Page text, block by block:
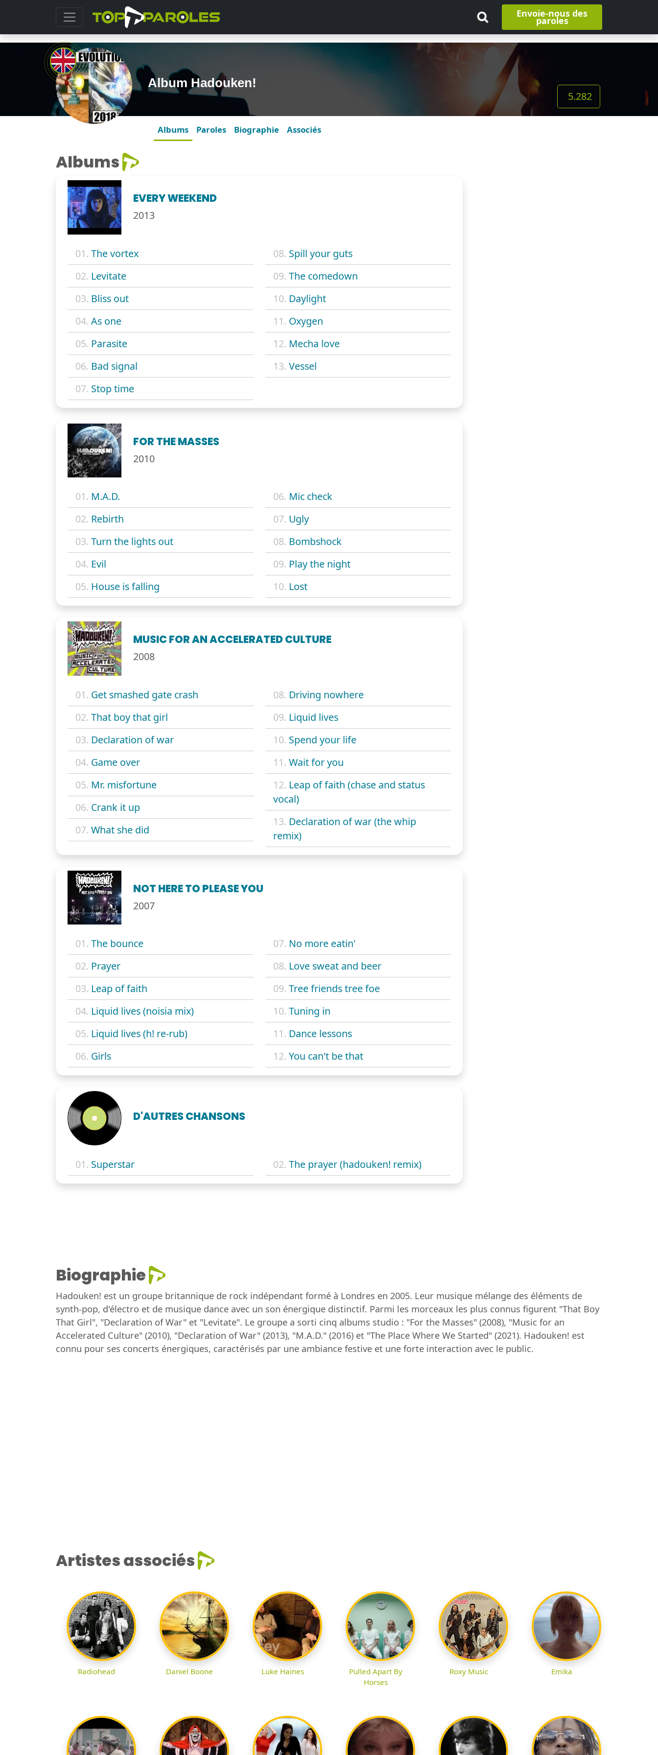
Envoie-nous des
paroles
Album Hadouken!
5.282
Albums Paroles Biographie Associés
Albums
EVERY WEEKEND
2013
01. The vortex
02. Levitate
03. Bliss out
04. As one
05. Parasite
06. Bad signal
07. Stop time
08. Spill your guts
09. The comedown
10. Daylight
11. Oxygen
12. Mecha love
13. Vessel
FOR THE MASSES
2010
01. M.A.D.
02. Rebirth
03. Turn the lights out
04. Evil
05. House is falling
06. Mic check
07. Ugly
08. Bombshock
09. Play the night
10. Lost
MUSIC FOR AN ACCELERATED CULTURE
2008
01. Get smashed gate crash
02. That boy that girl
03. Declaration of war
04. Game over
05. Mr. misfortune
06. Crank it up
07. What she did
08. Driving nowhere
09. Liquid lives
10. Spend your life
11. Wait for you
12. Leap of faith (chase and status
vocal)
13. Declaration of war (the whip
remix)
NOT HERE TO PLEASE YOU
2007
01. The bounce
02. Prayer
03. Leap of faith
04. Liquid lives (noisia mix)
05. Liquid lives (h! re-rub)
06. Girls
07. No more eatin'
08. Love sweat and beer
09. Tree friends tree foe
10. Tuning in
11. Dance lessons
12. You can't be that
D'AUTRES CHANSONS
01. Superstar 02. The prayer (hadouken! remix)
Biographie
Hadouken! est un groupe britannique de rock indépendant formé à Londres en 2005. Leur musique mélange des éléments de
synth-pop, d'électro et de musique dance avec un son énergique distinctif. Parmi les morceaux les plus connus figurent "That Boy
That Girl", "Declaration of War" et "Levitate". Le groupe a sorti cinq albums studio : "For the Masses" (2008), "Music for an
Accelerated Culture" (2010), "Declaration of War" (2013), "M.A.D." (2016) et "The Place Where We Started" (2021). Hadouken! est
connu pour ses concerts énergiques, caractérisés par une ambiance festive et une forte interaction avec le public.
Artistes associés
Radiohead Daniel Boone Luke Haines
Pulled Apart By
Horses
Roxy Music Emika